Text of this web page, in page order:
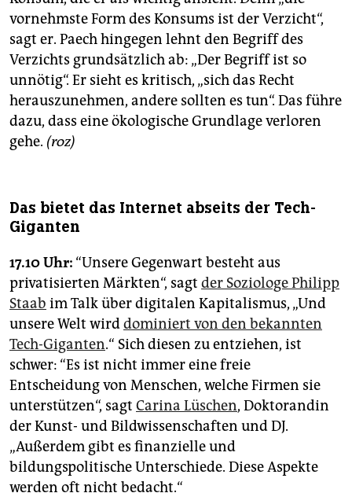
vornehmste Form des Konsums ist der Verzicht“,
sagt er. Paech hingegen lehnt den Begriff des
Verzichts grundsätzlich ab: „Der Begriff ist so
unnötig“. Er sieht es kritisch, „sich das Recht
herauszunehmen, andere sollten es tun“. Das führe
dazu, dass eine ökologische Grundlage verloren
gehe. (roz)
Das bietet das Internet abseits der Tech-
Giganten
17.10 Uhr: “Unsere Gegenwart besteht aus
privatisierten Märkten“, sagt der Soziologe Philipp
Staab im Talk über digitalen Kapitalismus, „Und
unsere Welt wirddominiert von den bekannten
Tech-Giganten.“ Sich diesen zu entziehen, ist
schwer: “Es ist nicht immer eine freie
Entscheidung von Menschen, welche Firmen sie
unterstützen“, sagt Carina Lüschen, Doktorandin
der Kunst- und Bildwissenschaften und DJ.
„Außerdem gibt es finanzielle und
bildungspolitische Unterschiede. Diese Aspekte
werden oft nicht bedacht.“